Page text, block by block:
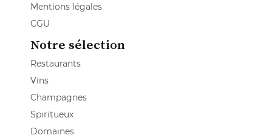
Mentions légales
CGU
Notre sélection
Restaurants
Vins
Champagnes
Spiritueux
Domaines